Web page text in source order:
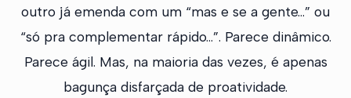
outro já emenda com um “mas e se a gente…” ou
“só pra complementar rápido…”. Parece dinâmico.
Parece ágil. Mas, na maioria das vezes, é apenas
bagunça disfarçada de proatividade.